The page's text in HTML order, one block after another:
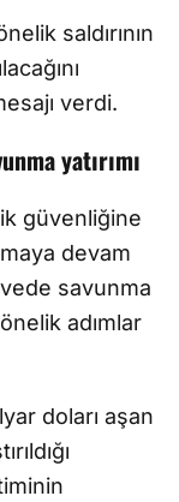
saldırının
verdi.
yatırımı
güvenliğine
devam
savunma
adımlar
doları aşan